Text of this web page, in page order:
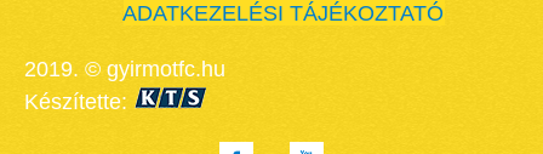
ADATKEZELÉSI TÁJÉKOZTATÓ
2019. © gyirmotfc.hu
Készítette: